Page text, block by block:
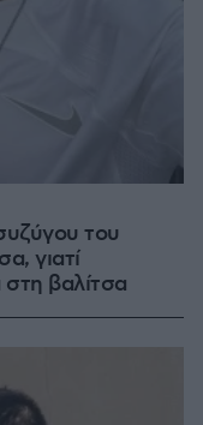
του
γιατί
βαλίτσα